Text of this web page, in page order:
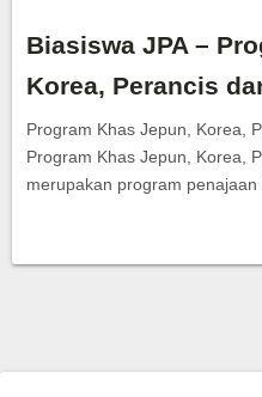
Biasiswa JPA –
Korea, Perancis
Program Khas Jepun, Korea,
Program Khas Jepun, Korea,
merupakan program penajaan